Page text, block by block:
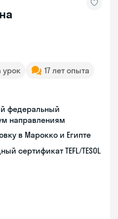
урок
17 лет опыта
федеральный
направлениям
в Марокко и Египте
сертификат TEFL/TESOL